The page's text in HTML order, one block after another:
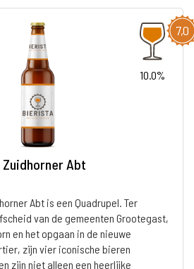
7,0
10.0%
Abt
Abt is een Quadrupel. Ter
van de gemeenten Grootegast,
en het opgaan in de nieuwe
zijn vier iconische bieren
zijn niet alleen een heerlijke